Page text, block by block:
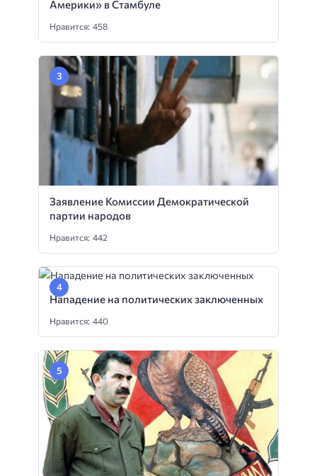
Америки» в Стамбуле
Нравится: 458
Заявление Комиссии Демократической
партии народов
Нравится: 442
Нападение на политических заключенных
Нравится: 440